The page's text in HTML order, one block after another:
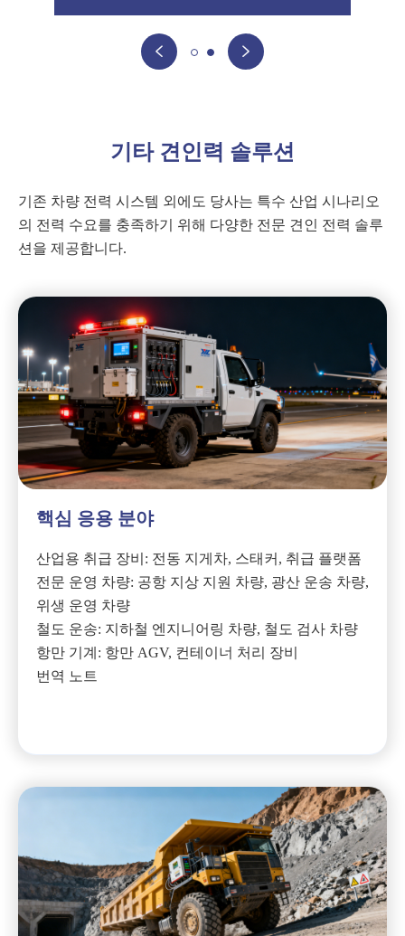
 
기타 견인력 솔루션
기존 차량 전력 시스템 외에도 당사는 특수 산업 시나리오
의 전력 수요를 충족하기 위해 다양한 전문 견인 전력 솔루
션을 제공합니다.
핵심 응용 분야
산업용 취급 장비: 전동 지게차, 스태커, 취급 플랫폼
전문 운영 차량: 공항 지상 지원 차량, 광산 운송 차량,
위생 운영 차량
철도 운송: 지하철 엔지니어링 차량, 철도 검사 차량
항만 기계: 항만 AGV, 컨테이너 처리 장비
번역 노트